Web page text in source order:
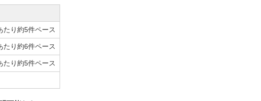
たり約5件ペース
たり約6件ペース
たり約5件ペース